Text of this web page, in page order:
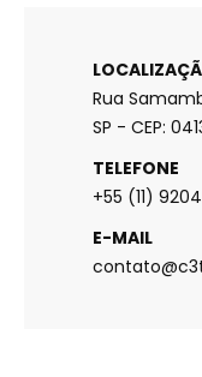
Rua
SP - CEP:
TELEFONE
+55 (11)
E-MAIL